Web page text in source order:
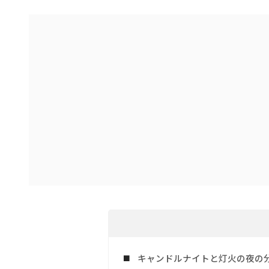
キャンドルナイトと灯火の夜の